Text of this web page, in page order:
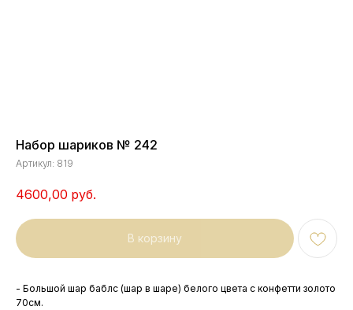
Набор шариков № 242
Артикул: 819
4600,00 руб.
В корзину
- Большой шар баблс (шар в шаре) белого цвета с конфетти золото
70см.